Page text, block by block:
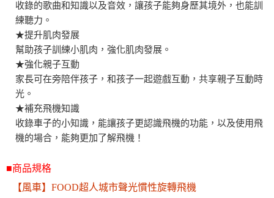
收錄的歌曲和知識以及音效，讓孩子能夠身歷其境外，也能訓
練聽力。
★提升肌肉發展
幫助孩子訓練小肌肉，強化肌肉發展。
★強化親子互動
家長可在旁陪伴孩子，和孩子一起遊戲互動，共享親子互動時
光。
★補充飛機知識
收錄車子的小知識，能讓孩子更認識飛機的功能，以及使用飛
機的場合，能夠更加了解飛機！
■商品規格
【風車】FOOD超人城市聲光慣性旋轉飛機